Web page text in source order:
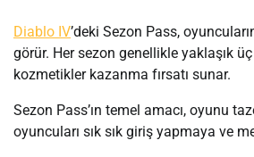
Diablo IV’deki Sezon Pass,
görür. Her sezon genellikle yaklaşık
kozmetikler kazanma fırsatı sunar.
Sezon Pass’ın temel amacı, oyunu
oyuncuları sık sık giriş yapmaya ve